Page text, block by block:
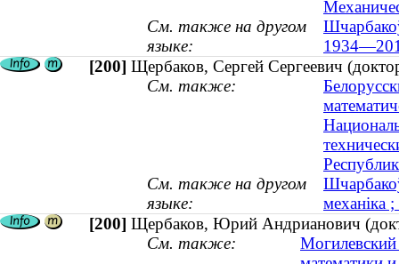
См. также на другом
языке:
[200] Щербаков, Сергей Сергеевич
См. также:
См. также на другом
языке:
механіка
[200] Щербаков, Юрий Андрианович
См. также: